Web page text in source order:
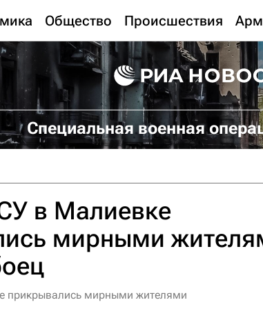
Общество Происшествия
Специальная военная
в Малиевке
мирными
прикрывались мирными жителями